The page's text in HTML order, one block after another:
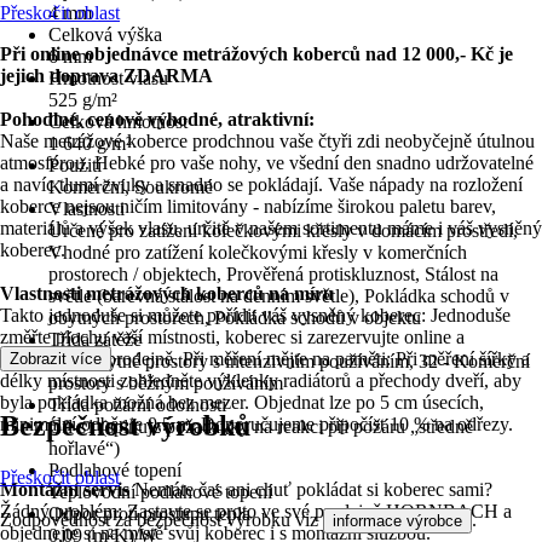
4 mm
Celková výška
6 mm
Hmotnost vlasu
525 g/m²
Celková hmotnost
1 640 g/m²
Použití
Komerční, Soukromé
Vlastnosti
Určené pro zatížení kolečkovými křesly v domácím prostředí,
Vhodné pro zatížení kolečkovými křesly v komerčních
prostorech / objektech, Prověřená protiskluznost, Stálost na
světle (barevná stálost na denním světle), Pokládka schodů v
obytných prostorech, Pokládka schodů v objektu
Třída zátěže
23 - Obytné prostory s intenzivním používáním, 32 - Komerční
prostory s běžným používáním
Třída požární odolnosti
Cfl-s1 (splňuje požadavky na reakci při požáru „středně
hořlavé“)
Podlahové topení
Teplovodní podlahové topení
Odpor proti prostupu tepla
0,09 (m²K)/W
Přeskočit oblast
Při online objednávce metrážových koberců nad 12 000,- Kč je
jejich doprava ZDARMA
Pohodlné, cenově výhodné, atraktivní:
Naše metrážové koberce prodchnou vaše čtyři zdi neobyčejně útulnou
atmosférou. Hebké pro vaše nohy, ve všední den snadno udržovatelné
a navíc tlumí zvuky a snadno se pokládají. Vaše nápady na rozložení
koberce nejsou ničím limitovány - nabízíme širokou paletu barev,
materiálů a výšek vlasu, určitě v našem sortimentu máme i váš vysněný
koberec.
Vlastnosti metrážových koberců na míru
Takto jednoduše si můžete pořídit váš vysněný koberec: Jednoduše
změřte plochu vaší místnosti, koberec si zarezervujte online a
vyzvedněte v prodejně. Při měření mějte na paměti: Při měření šířky a
délky místnosti zohledněte výklenky radiátorů a přechody dveří, aby
byla pokládka možná bez mezer. Objednat lze po 5 cm úsecích,
minimální odběr je 0,5 m. Doporučujeme připočíst 10 % na odřezy.
Montážní servisNemáte čas ani chuť pokládat si koberec sami?
Žádný problém: Zastavte se proto ve své prodejně HORNBACH a
objednejte si na místě svůj koberec i s montážní službou.
Zobrazit více
Bezpečnost výrobků
Přeskočit oblast
Zodpovědnost za bezpečnost výrobku viz informace výrobce .